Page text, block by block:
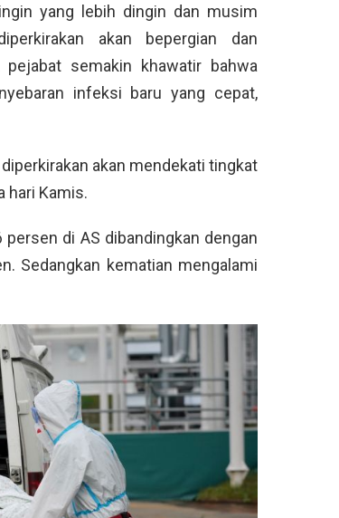
yang lebih dingin dan musim
akan bepergian dan
pejabat semakin khawatir bahwa
infeksi baru yang cepat,
akan mendekati tingkat
hari Kamis.
di AS dibandingkan dengan
Sedangkan kematian mengalami